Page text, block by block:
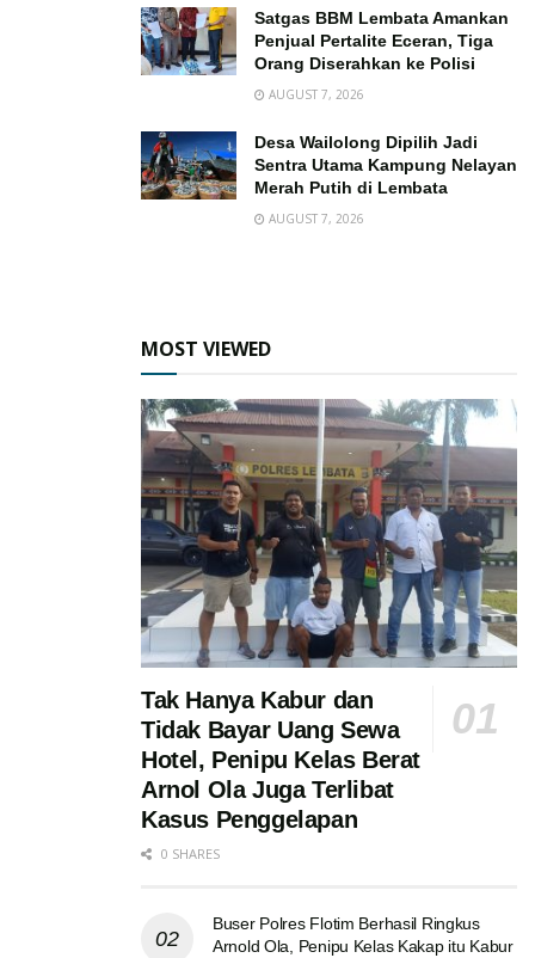
Satgas BBM Lembata Amankan
Penjual Pertalite Eceran, Tiga
Orang Diserahkan ke Polisi
AUGUST 7, 2026
Desa Wailolong Dipilih Jadi
Sentra Utama Kampung Nelayan
Merah Putih di Lembata
AUGUST 7, 2026
MOST VIEWED
Tak Hanya Kabur dan
Tidak Bayar Uang Sewa
Hotel, Penipu Kelas Berat
Arnol Ola Juga Terlibat
Kasus Penggelapan
0 SHARES
Buser Polres Flotim Berhasil Ringkus
Arnold Ola, Penipu Kelas Kakap itu Kabur